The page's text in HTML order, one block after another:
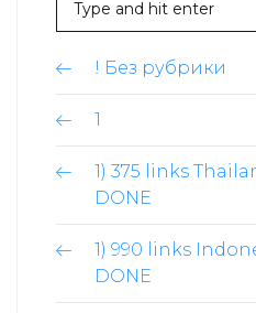
! Без рубрики
1
1) 375 links
DONE
1) 990 links
DONE